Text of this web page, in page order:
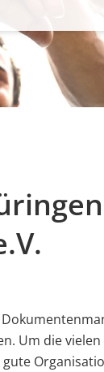
Um die